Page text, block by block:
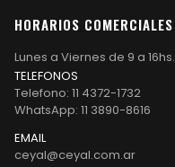
HORARIOS COMERCIALES
Lunes a Viernes de 9 a 16hs.
TELEFONOS
Telefono: 11 4372-1732
WhatsApp: 11 3890-8616
EMAIL
ceyal@ceyal.com.ar